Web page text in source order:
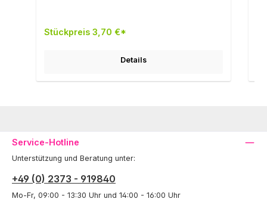
Stückpreis 3,70 €*
Details
Service-Hotline
Unterstützung und Beratung unter:
+49 (0) 2373 - 919840
Mo-Fr, 09:00 - 13:30 Uhr und 14:00 - 16:00 Uhr